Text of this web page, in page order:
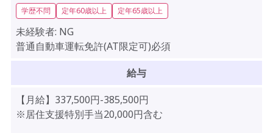
学歴不問 定年60歳以上 定年65歳以上
未経験者: NG
普通自動車運転免許(AT限定可)必須
給与
【月給】337,500円-385,500円
※居住支援特別手当20,000円含む